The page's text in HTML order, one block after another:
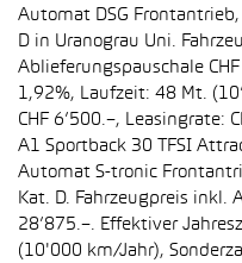
Automat DSG
D in Uranograu Uni.
Ablieferungspauschale
1,92%, Laufzeit: 48 Mt.
CHF 6’500.–, Leasingrate:
A1 Sportback 30 TFSI
Automat S-tronic
Kat. D. Fahrzeugpreis inkl.
28’875.–. Effektiver
(10'000 km/Jahr),